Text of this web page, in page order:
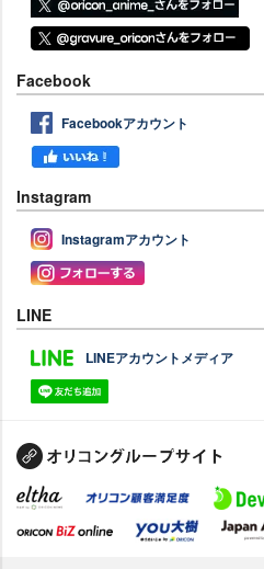
Facebook
Facebookアカウント
Instagram
Instagramアカウント
LINE
LINEアカウントメディア